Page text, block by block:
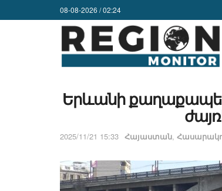
08-08-2026 / 02:24
Երևանի
2025/11/21 15:33 Հայաստան,